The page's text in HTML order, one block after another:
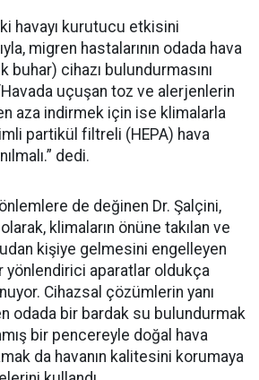
havayı kurutucu etkisini
migren hastalarının odada hava
cihazı bulundurmasını
uçuşan toz ve alerjenlerin
aza indirmek için ise klimalarla
partikül filtreli (HEPA) hava
dedi.
de değinen Dr. Şalçini,
klimaların önüne takılan ve
kişiye gelmesini engelleyen
aparatlar oldukça
Cihazsal çözümlerin yanı
odada bir bardak su bulundurmak
bir pencereyle doğal hava
da havanın kalitesini korumaya